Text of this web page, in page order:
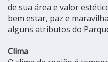
de sua área e valor
bem estar, paz e
alguns atributos do
Clima